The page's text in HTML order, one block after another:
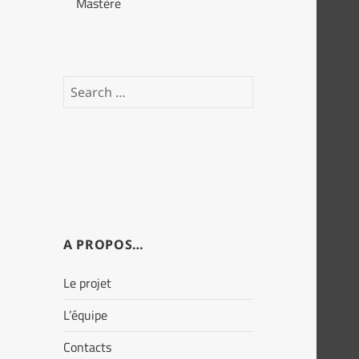
Search
A PROPOS…
Le projet
L’équipe
Contacts